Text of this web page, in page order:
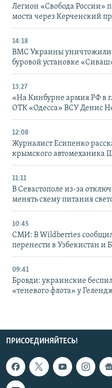
Легион «Свобода России»
моста через Керченский
14:18
ВМС Украины уничтожили
буровой установке
13:27
«На Кинбурне армия РФ в
ОТК «Одесса» ВСУ Денис
12:08
Журналист Есипенко
крымского автомеханика
11:11
В Севастополе из-за
менять схему питания
10:45
СМИ: В Wildberries
перенести в Узбекистан и
09:41
Бровди: украинские
«теневого флота» у
ПРИСОЕДИНЯЙТЕСЬ!